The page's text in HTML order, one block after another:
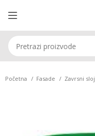
Početna Fasade Zavrsni sloj